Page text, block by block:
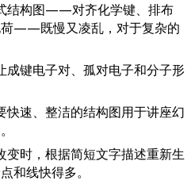
结构图——对齐化学键、排布
荷——既慢又凌乱，对于复杂的
成键电子对、孤对电子和分子形
快速、整洁的结构图用于讲座幻
变时，根据简短文字描述重新生
和线快得多。